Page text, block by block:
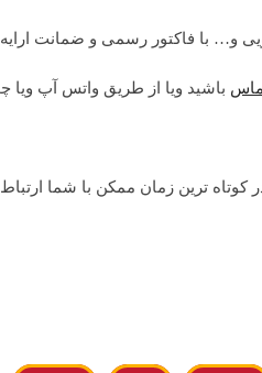
و… با فاکتور رسمی و ضمانت
باشید ویا از طریق واتس آپ ویا
ترین زمان ممکن با شما ارتباط